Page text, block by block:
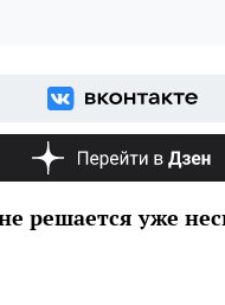
решается уже